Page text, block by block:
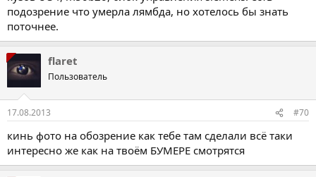
подозрение что умерла лямбда, но хотелось бы знать
поточнее.
flaret
Пользователь
17.08.2013 #70
кинь фото на обозрение как тебе там сделали всё таки
интересно же как на твоём БУМЕРЕ смотрятся